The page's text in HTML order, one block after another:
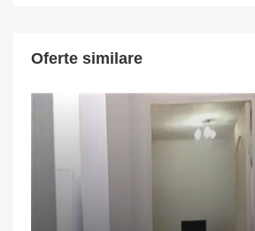
Oferte similare